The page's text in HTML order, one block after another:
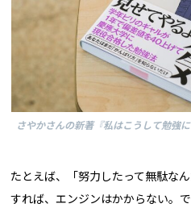
さやかさんの新著『私はこうして勉強
たとえば、「努力したって無駄な
すれば、エンジンはかからない。